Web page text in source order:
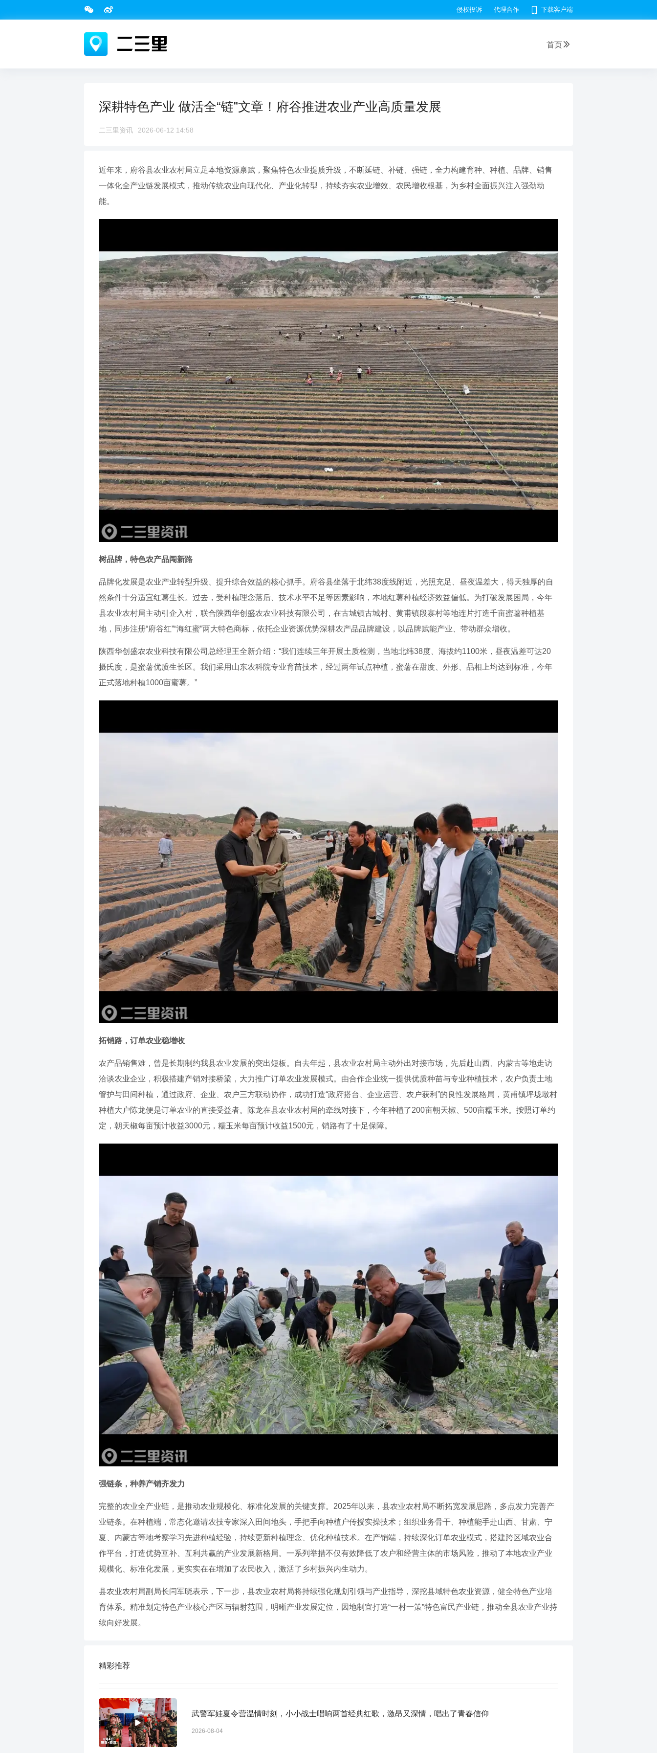
侵权投诉 代理合作 下载客户端
首页
深耕特色产业 做活全“链”文章！府谷推进农业产业高质量发展
二三里资讯 2026-06-12 14:58
近年来，府谷县农业农村局立足本地资源禀赋，聚焦特色农业提质升级，不断延链、补链、强链，全力构建育种、种植、品牌、销售
一体化全产业链发展模式，推动传统农业向现代化、产业化转型，持续夯实农业增效、农民增收根基，为乡村全面振兴注入强劲动
能。
树品牌，特色农产品闯新路
品牌化发展是农业产业转型升级、提升综合效益的核心抓手。府谷县坐落于北纬38度线附近，光照充足、昼夜温差大，得天独厚的自
然条件十分适宜红薯生长。过去，受种植理念落后、技术水平不足等因素影响，本地红薯种植经济效益偏低。为打破发展困局，今年
县农业农村局主动引企入村，联合陕西华创盛农农业科技有限公司，在古城镇古城村、黄甫镇段寨村等地连片打造千亩蜜薯种植基
地，同步注册“府谷红”“海红蜜”两大特色商标，依托企业资源优势深耕农产品品牌建设，以品牌赋能产业、带动群众增收。
陕西华创盛农农业科技有限公司总经理王全新介绍：“我们连续三年开展土质检测，当地北纬38度、海拔约1100米，昼夜温差可达20
摄氏度，是蜜薯优质生长区。我们采用山东农科院专业育苗技术，经过两年试点种植，蜜薯在甜度、外形、品相上均达到标准，今年
正式落地种植1000亩蜜薯。”
拓销路，订单农业稳增收
农产品销售难，曾是长期制约我县农业发展的突出短板。自去年起，县农业农村局主动外出对接市场，先后赴山西、内蒙古等地走访
洽谈农业企业，积极搭建产销对接桥梁，大力推广订单农业发展模式。由合作企业统一提供优质种苗与专业种植技术，农户负责土地
管护与田间种植，通过政府、企业、农户三方联动协作，成功打造“政府搭台、企业运营、农户获利”的良性发展格局，黄甫镇坪垅墩村
种植大户陈龙便是订单农业的直接受益者。陈龙在县农业农村局的牵线对接下，今年种植了200亩朝天椒、500亩糯玉米。按照订单约
定，朝天椒每亩预计收益3000元，糯玉米每亩预计收益1500元，销路有了十足保障。
强链条，种养产销齐发力
完整的农业全产业链，是推动农业规模化、标准化发展的关键支撑。2025年以来，县农业农村局不断拓宽发展思路，多点发力完善产
业链条。在种植端，常态化邀请农技专家深入田间地头，手把手向种植户传授实操技术；组织业务骨干、种植能手赴山西、甘肃、宁
夏、内蒙古等地考察学习先进种植经验，持续更新种植理念、优化种植技术。在产销端，持续深化订单农业模式，搭建跨区域农业合
作平台，打造优势互补、互利共赢的产业发展新格局。一系列举措不仅有效降低了农户和经营主体的市场风险，推动了本地农业产业
规模化、标准化发展，更实实在在增加了农民收入，激活了乡村振兴内生动力。
县农业农村局副局长闫军晓表示，下一步，县农业农村局将持续强化规划引领与产业指导，深挖县域特色农业资源，健全特色产业培
育体系。精准划定特色产业核心产区与辐射范围，明晰产业发展定位，因地制宜打造“一村一策”特色富民产业链，推动全县农业产业持
续向好发展。
精彩推荐
武警军娃夏令营温情时刻，小小战士唱响两首经典红歌，激昂又深情，唱出了青春信仰
2026-08-04